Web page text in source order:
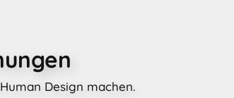
Design machen.